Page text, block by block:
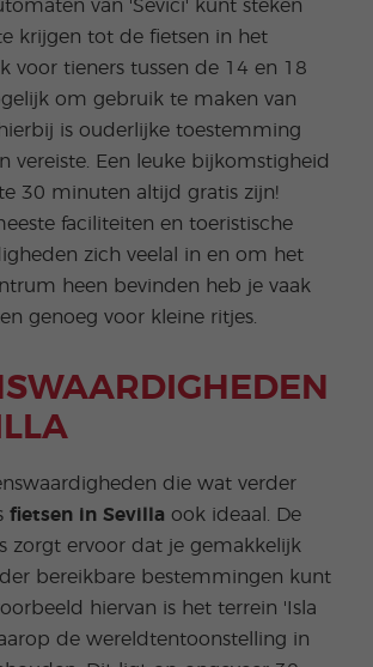
van 'Sevici' kunt steken
krijgen tot de fietsen in het
voor tieners tussen de 14 en 18
om gebruik te maken van
is ouderlijke toestemming
vereiste. Een leuke bijkomstigheid
30 minuten altijd gratis zijn!
faciliteiten en toeristische
zich veelal in en om het
heen bevinden heb je vaak
genoeg voor kleine ritjes.
die wat verder
fietsen in Sevilla ook ideaal. De
zorgt ervoor dat je gemakkelijk
bereikbare bestemmingen kunt
hiervan is het terrein 'Isla
de wereldtentoonstelling in